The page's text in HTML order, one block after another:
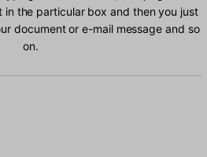
the particular box and then you just
document or e-mail message and so
on.